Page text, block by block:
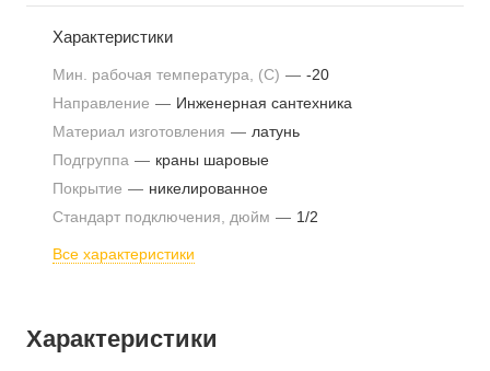
Характеристики
Мин. рабочая температура, (С) — -20
Направление — Инженерная сантехника
Материал изготовления — латунь
Подгруппа — краны шаровые
Покрытие — никелированное
Стандарт подключения, дюйм — 1/2
Все характеристики
Характеристики